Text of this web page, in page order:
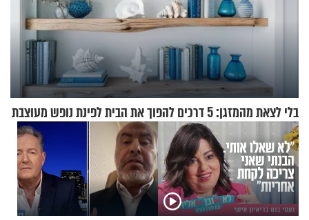
בלי לצאת מהמזגן: 5 דרכים להפוך את הבית לפינת נופש מעוצבת